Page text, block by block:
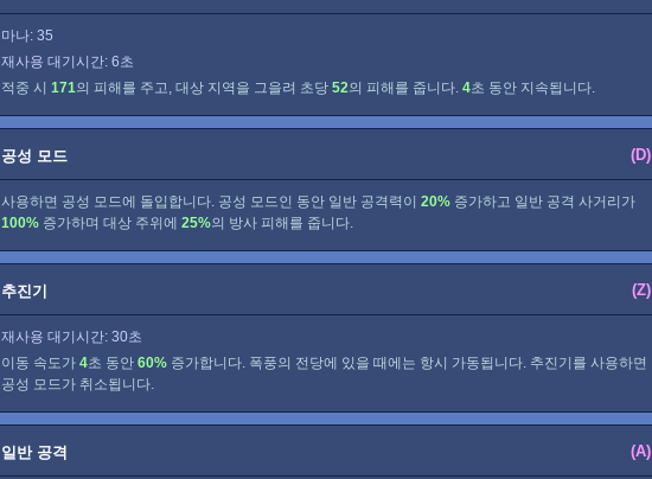
마나: 35
재사용 대기시간: 6초
적중 시 171의 피해를 주고, 대상 지역을 그을려 초당 52의 피해를 줍니다. 4초 동안 지속됩니다.
공성 모드 (D)
사용하면 공성 모드에 돌입합니다. 공성 모드인 동안 일반 공격력이 20% 증가하고 일반 공격 사거리가
100% 증가하며 대상 주위에 25%의 방사 피해를 줍니다.
추진기 (Z)
재사용 대기시간: 30초
이동 속도가 4초 동안 60% 증가합니다. 폭풍의 전당에 있을 때에는 항시 가동됩니다. 추진기를 사용하면
공성 모드가 취소됩니다.
일반 공격 (A)